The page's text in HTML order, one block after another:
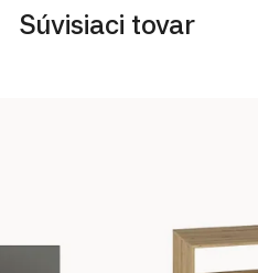
Súvisiaci tovar